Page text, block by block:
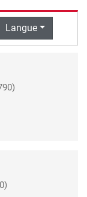
Langue